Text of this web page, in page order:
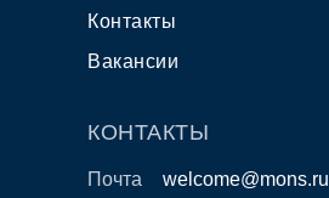
Контакты
Вакансии
КОНТАКТЫ
Почта welcome@mons.ru